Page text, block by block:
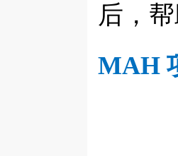
后，
MAH